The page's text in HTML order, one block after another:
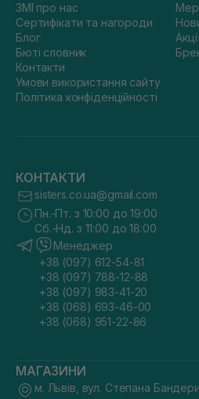
ЗМІ про нас
Сертифікати та нагороди
Блог
Бюті словник
Контакти
Умови використання сайту
Політика конфіденційності
КОНТАКТИ
sisters.co.ua@gmail.com
Пн.-Пт. з 10:00 до 19:00
Сб.-Нд. з 11:00 до 18:00
Менеджер
+38 (097) 612-54-81
+38 (097) 788-12-88
+38 (097) 983-41-20
+38 (068) 693-46-00
+38 (068) 951-22-86
МАГАЗИНИ
м. Львів, вул. Степана